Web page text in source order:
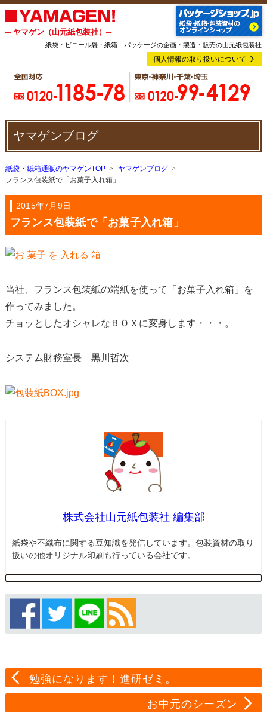
─ ヤマゲン（山元紙包装社）─
紙袋・ビニール袋・紙箱 パッケージの企画・製造・販売の山元紙包装社
個人情報の取り扱いについて
ヤマゲンブログ
紙袋・紙箱通販のヤマゲンTOP
ヤマゲンブログ
フランス包装紙で「お菓子入れ箱」
2015年7月9日
フランス包装紙で「お菓子入れ箱」
当社、フランス包装紙の端紙を使って「お菓子入れ箱」を
作ってみました。
チョッとしたオシャレなＢＯＸに変身します・・・。
システム財務室長 黒川哲次
株式会社山元紙包装社 編集部
紙袋や不織布に関する豆知識を発信しています。包装資材の取り
扱いの他オリジナル印刷も行っている会社です。
勉強になります！進研ゼミ。
お中元のシーズン